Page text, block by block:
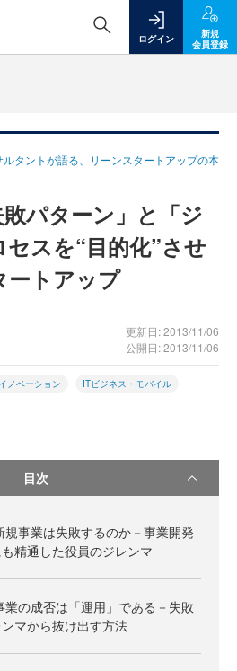
ログイン
新規
会員登録
タントが語る、リーンスタートアップの本
パターン」と「ジ
スを“目的化”させ
ートアップ
更新日: 2013/11/06
公開日: 2013/11/06
ノベーション ITビジネス・モバイル
目次
規事業は失敗するのか－事業開発
精通した役員のジレンマ
業の成否は「運用」である－失敗
マから抜け出す方法